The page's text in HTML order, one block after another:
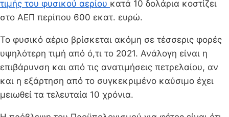
τιμής του φυσικού αερίου κατά 10 δολάρια κοστίζει
στο ΑΕΠ περίπου 600 εκατ. ευρώ.
Το φυσικό αέριο βρίσκεται ακόμη σε τέσσερις φορές
υψηλότερη τιμή από ό,τι το 2021. Ανάλογη είναι η
επιβάρυνση και από τις ανατιμήσεις πετρελαίου, αν
και η εξάρτηση από το συγκεκριμένο καύσιμο έχει
μειωθεί τα τελευταία 10 χρόνια.